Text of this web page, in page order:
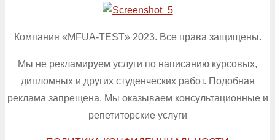
Компания «MFUA-TEST» 2023. Все права защищены.
Мы не рекламируем услуги по написанию курсовых,
дипломных и других студенческих работ. Подобная
реклама запрещена. Мы оказываем консультационные и
репетиторские услуги